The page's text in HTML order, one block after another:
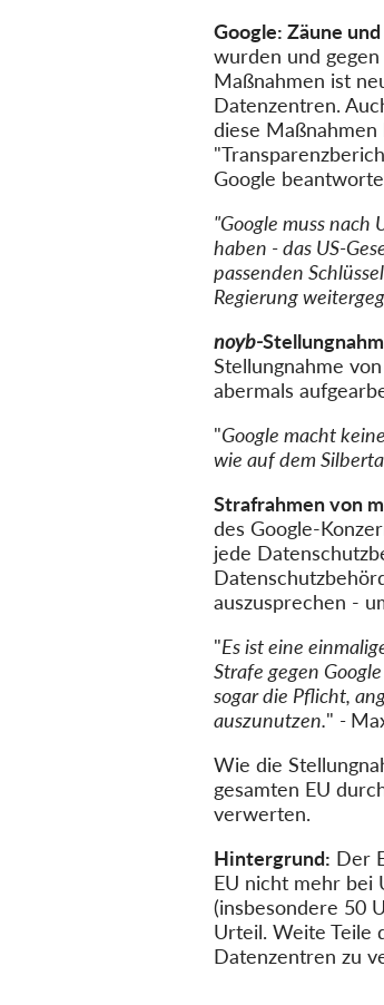
Google: Zäune
wurden und
Maßnahmen ist
Datenzentren.
diese Maßnahmen
Google
"Google muss nach
haben - das US-
passenden
Regierung
noyb-
Stellungnahme
abermals
"Google macht
wie auf dem
Strafrahmen von
des Google-
jede
auszusprechen -
"Es ist eine
Strafe gegen
sogar die Pflicht,
auszunutzen." -
Wie die
gesamten EU
verwerten.
Hintergrund: Der
EU nicht mehr bei
(insbesondere 50
Urteil. Weite Teile
Datenzentren zu